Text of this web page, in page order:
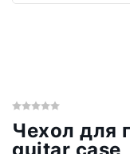
Чехол для